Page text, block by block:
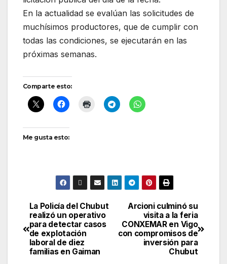
En la actualidad se evalúan las solicitudes de
muchísimos productores, que de cumplir con
todas las condiciones, se ejecutarán en las
próximas semanas.
Comparte esto:
Me gusta esto:
Navegación
de
entradas
Arcioni culminó su
visita a la feria
CONXEMAR en Vigo
con compromisos de
inversión para
Chubut
La Policía del Chubut
realizó un operativo
para detectar casos
de explotación
laboral de diez
familias en Gaiman